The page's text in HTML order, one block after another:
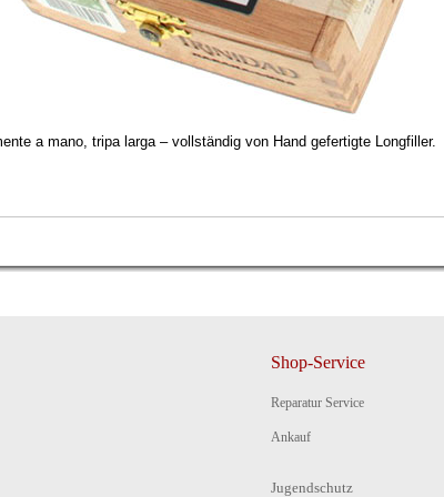
a mano, tripa larga – vollständig von Hand gefertigte Longfiller.
Shop-Service
Reparatur Service
Ankauf
Jugendschutz